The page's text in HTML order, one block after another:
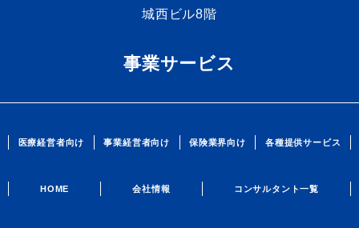
城西ビル8階
事業サービス
医療経営者向け 事業経営者向け 保険業界向け 各種提供サービス
HOME 会社情報 コンサルタント一覧